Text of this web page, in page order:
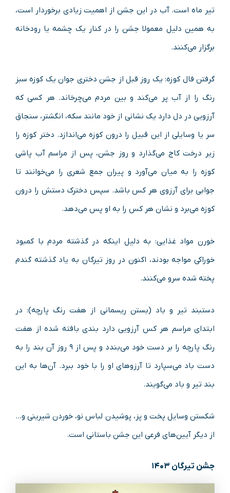
تیر ماه است. آب در این جشن از اهمیت زیادی برخوردار است،
به همین دلیل معمولا جشن را در کنار یک چشمه یا رودخانه
برگزار می‌کنند.
گرفتن فال کوزه: یک روز قبل از جشن دختری جوان یک کوزه سبز
رنگ را از آب پر می‌کند و بین مردم می‌چرخاند. هر کسی که
آرزویی در دل دارد یک نشانی از خود مانند سکه، انگشتر، سنجاق
سر یا وسایلی از این قبیل را درون کوزه می‌اندازد. دختر کوزه را
زیر درخت کاج می‌گذارد و روز جشن، پس از مراسم آب پاشی
کوزه را به میان می‌آورد و پیران جمع شعری را می‌خوانند تا
جوابی برای آرزوی هر کس باشد. سپس دخترک دستش را درون
کوزه می‌برد و نشان هر کس را به او پس می‌دهد.
خورن مواد غذایی: به دلیل اینکه در گذشته مردم با کمبود
خوراکی مواجه بودند، اکنون در روز تیرگان به یاد گذشته گندم
پخته شده سرو می‌کنند.
دستبند تیر و باد (بستن ریسمانی از هفت رنگ پارچه): در
ابتدای مراسم هر کس آرزویی دارد بندی بافته شده از هفت
رنگ پارچه را بر دست خود می‌بندد و پس از ۹ روز آن بند را به
دست باد می‌سپارد تا آرزوهای او را با خود ببرد. آن‌ها به این
بند تیر و باد می‌گویند.
شکستن وسایل پخت و پز، پوشیدن لباس نو، خوردن شیرینی و…
از دیگر آیین‌های فرعی این جشن باستانی است.
جشن تیرگان ۱۴۰۳